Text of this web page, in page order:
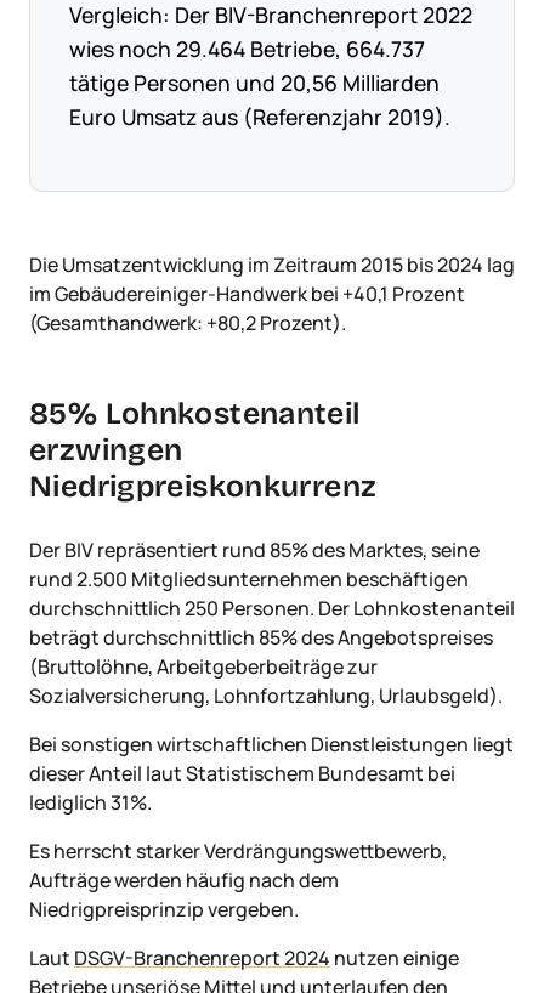
Vergleich: Der BIV-Branchenreport 2022
wies noch 29.464 Betriebe, 664.737
tätige Personen und 20,56 Milliarden
Euro Umsatz aus (Referenzjahr 2019).
Die Umsatzentwicklung im Zeitraum 2015 bis 2024 lag
im Gebäudereiniger-Handwerk bei +40,1 Prozent
(Gesamthandwerk: +80,2 Prozent).
85% Lohnkostenanteil
erzwingen
Niedrigpreiskonkurrenz
Der BIV repräsentiert rund 85% des Marktes, seine
rund 2.500 Mitgliedsunternehmen beschäftigen
durchschnittlich 250 Personen. Der Lohnkostenanteil
beträgt durchschnittlich 85% des Angebotspreises
(Bruttolöhne, Arbeitgeberbeiträge zur
Sozialversicherung, Lohnfortzahlung, Urlaubsgeld).
Bei sonstigen wirtschaftlichen Dienstleistungen liegt
dieser Anteil laut Statistischem Bundesamt bei
lediglich 31%.
Es herrscht starker Verdrängungswettbewerb,
Aufträge werden häufig nach dem
Niedrigpreisprinzip vergeben.
Laut DSGV-Branchenreport 2024 nutzen einige
Betriebe unseriöse Mittel und unterlaufen den